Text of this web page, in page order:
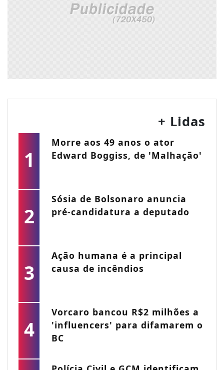
+ Lidas
1
Morre aos 49 anos o ator
Edward Boggiss, de 'Malhação'
2
Sósia de Bolsonaro anuncia
pré-candidatura a deputado
3
Ação humana é a principal
causa de incêndios
4
Vorcaro bancou R$2 milhões a
'influencers' para difamarem o
BC